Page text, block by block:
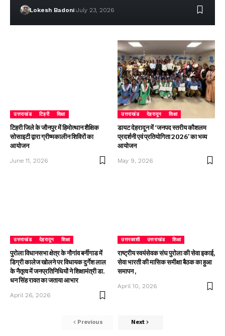
Lokesh Badoni July 23, 2026
उत्तराखंड टिहरी शिक्षा
टिहरी जिले के जौनपुर में हिमोत्थान शैक्षिक
सोसाइटी द्वारा ग्रीष्मकालीन शिविरों का
आयोजन
June 11, 2026
उत्तराखंड देहरादून शिक्षा
डायट देहरादून में ‘जनपद स्तरीय कौशलम
प्रदर्शनी एवं प्रतियोगिता 2026’ का भव्य
आयोजन
May 9, 2026
उत्तराखंड देहरादून शिक्षा
पुरोला विधानसभा क्षेत्र के नौगांव बर्नीगाड में
डिग्री कालेज खोलने पर विधायक दुर्गेश लाल
के नैतृत्व में जनप्रतिनिधियों ने शिक्षामंत्री डा.
धन सिंह रावत का जताया आभार
April 26, 2026
उत्तरकाशी उत्तराखंड शिक्षा
राष्ट्रीय स्वयंसेवक संघ पुरोला की सेवा इकाई,
सेवा भारती की मासिक समीक्षा बैठक का हुआ
समापन ,
April 10, 2026
Previous Next